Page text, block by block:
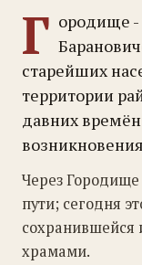
Г ородище -
старейших
территории
давних
Через
пути; сегодня
сохранившейся
храмами.